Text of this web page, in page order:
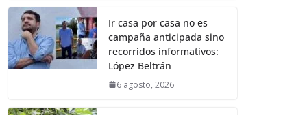
Ir casa por casa no es
campaña anticipada sino
recorridos informativos:
López Beltrán
6 agosto, 2026